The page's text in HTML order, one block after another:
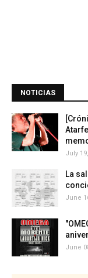
NOTICIAS
July
La
June
June